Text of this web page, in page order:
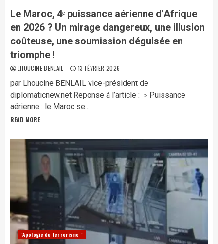
Le Maroc, 4ᵉ puissance aérienne d’Afrique
en 2026 ? Un mirage dangereux, une illusion
coûteuse, une soumission déguisée en
triomphe !
LHOUCINE BENLAIL 13 FÉVRIER 2026
par Lhoucine BENLAIL vice-président de
diplomaticnew.net Reponse à l’article : » Puissance
aérienne : le Maroc se...
READ MORE
"Apologie du terrorisme "